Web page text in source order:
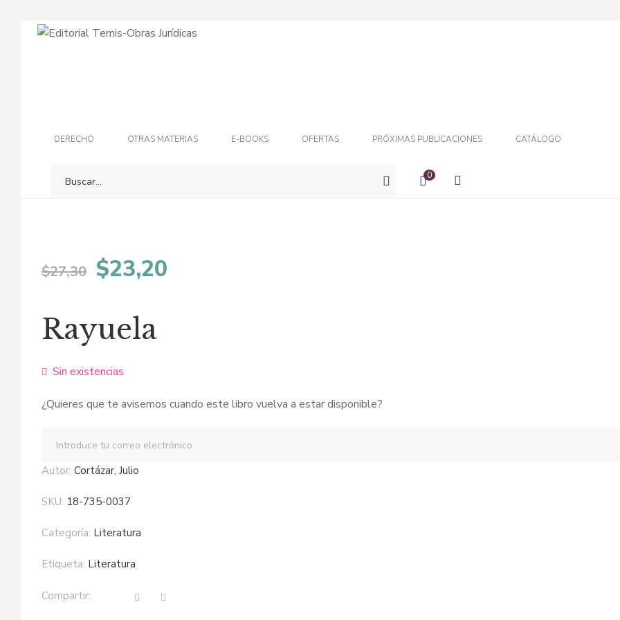
DERECHO OTRAS MATERIAS E-BOOKS OFERTAS PRÓXIMAS PUBLICACIONES CATÁLOGO
0
-15%
$27,30 El
original
era:
$27,30.
$23,20
$23,20.
Rayuela
Sin existencias
¿Quieres que te avisemos cuando este libro vuelva a estar disponible?
Autor: Cortázar, Julio
SKU: 18-735-0037
Categoría: literatura
Etiqueta: literatura
Compartir: